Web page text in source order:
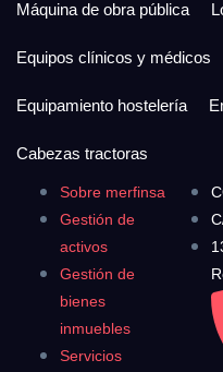
Sobre merfinsa
Gestión de
activos
Gestión de
bienes
inmuebles
Servicios
Máquina de obra pública
Equipos clínicos y médicos
Equipamiento hostelería
Cabezas tractoras